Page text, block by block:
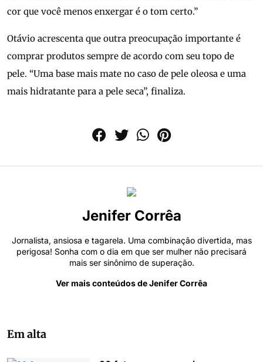
cor que você menos enxergar é o tom certo.”
Otávio acrescenta que outra preocupação importante é
comprar produtos sempre de acordo com seu topo de
pele. “Uma base mais mate no caso de pele oleosa e uma
mais hidratante para a pele seca”, finaliza.
Jenifer Corrêa
Jornalista, ansiosa e tagarela. Uma combinação divertida, mas
perigosa! Sonha com o dia em que ser mulher não precisará
mais ser sinônimo de superação.
Ver mais conteúdos de Jenifer Corrêa
Em alta